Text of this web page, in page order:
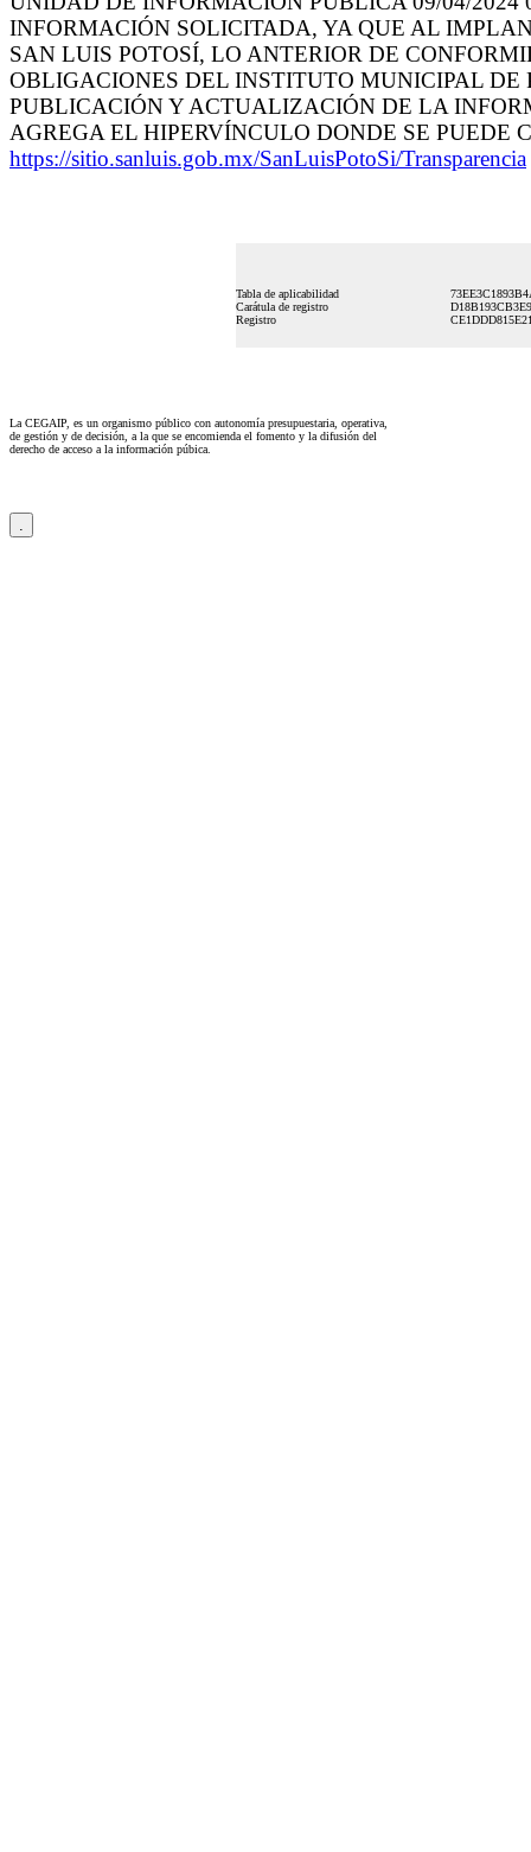
INFORMACIÓN SOLICITADA, YA QUE AL
SAN LUIS POTOSÍ, LO ANTERIOR DE
OBLIGACIONES DEL INSTITUTO MUNICIPAL
PUBLICACIÓN Y ACTUALIZACIÓN DE LA
AGREGA EL HIPERVÍNCULO DONDE SE PUEDE
https://sitio.sanluis.gob.mx/SanLuisPotoSi/Transparencia
Tabla de aplicabilidad
Carátula de registro
Registro
La CEGAIP, es un organismo público con autonomía presupuestaria, operativa,
de gestión y de decisión, a la que se encomienda el fomento y la difusión del
derecho de acceso a la información púbica.